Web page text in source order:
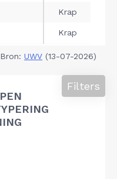
Bron: UWV (13-07-2026)
Filters